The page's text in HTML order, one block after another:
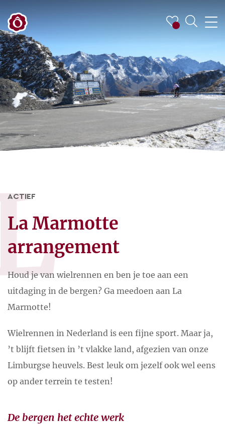
ACTIEF
La Marmotte
arrangement
Houd je van wielrennen en ben je toe aan een
uitdaging in de bergen? Ga meedoen aan La
Marmotte!
Wielrennen in Nederland is een fijne sport. Maar ja,
’t blijft fietsen in ’t vlakke land, afgezien van onze
Limburgse heuvels. Best leuk om jezelf ook wel eens
op ander terrein te testen!
De bergen het echte werk